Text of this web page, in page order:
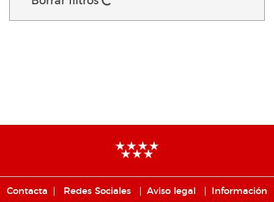
Contacta Redes Sociales Aviso legal Información